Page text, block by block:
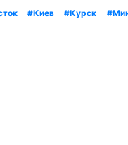
#Киев #Курск